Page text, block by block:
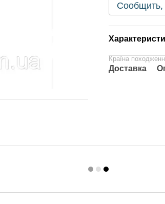
Сообщить,
Країна
Доставка